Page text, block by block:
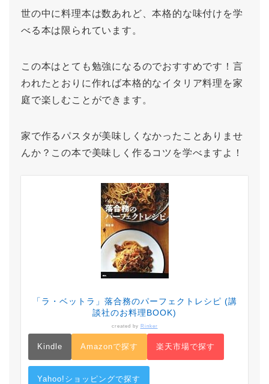
世の中に料理本は数あれど、本格的な味付けを学
べる本は限られています。
この本はとても勉強になるのでおすすめです！言
われたとおりに作れば本格的なイタリア料理を家
庭で楽しむことができます。
家で作るパスタが美味しくなかったことありませ
んか？この本で美味しく作るコツを学べますよ！
「ラ・ベットラ」落合務のパーフェクトレシピ (講
談社のお料理BOOK)
created by Rinker
Kindle Amazonで探す 楽天市場で探す
Yahoo!ショッピングで探す